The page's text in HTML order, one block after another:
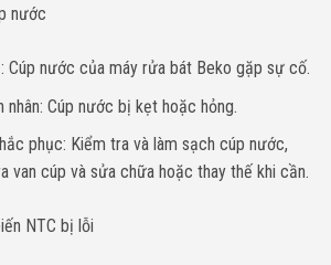
nước
Cúp nước của máy rửa bát Beko gặp sự cố.
nhân: Cúp nước bị kẹt hoặc hỏng.
phục: Kiểm tra và làm sạch cúp nước,
van cúp và sửa chữa hoặc thay thế khi cần.
NTC bị lỗi